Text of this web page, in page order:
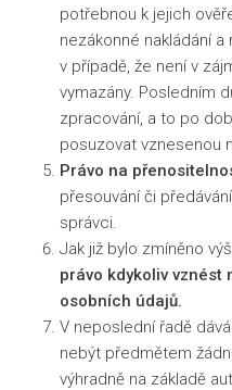
potřebnou k jejich
nezákonné nakládání
v případě, že není v
vymazány. Posledním
zpracování, a to po
posuzovat vznesenou
Právo na
přesouvání či
správci.
Jak již bylo zmíněno
právo kdykoliv
osobních údajů.
V neposlední řadě
nebýt předmětem
výhradně na základě